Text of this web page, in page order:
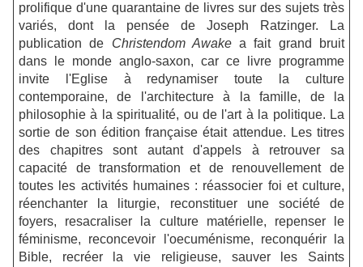
prolifique d'une quarantaine de livres sur des sujets très
variés, dont la pensée de Joseph Ratzinger. La
publication de Christendom Awakea fait grand bruit
dans le monde anglo-saxon, car ce livre programme
invite l'Eglise à redynamiser toute la culture
contemporaine, de l'architecture à la famille, de la
philosophie à la spiritualité, ou de l'art à la politique. La
sortie de son édition française était attendue. Les titres
des chapitres sont autant d'appels à retrouver sa
capacité de transformation et de renouvellement de
toutes les activités humaines : réassocier foi et culture,
réenchanter la liturgie, reconstituer une société de
foyers, resacraliser la culture matérielle, repenser le
féminisme, reconcevoir l'oecuménisme, reconquérir la
Bible, recréer la vie religieuse, sauver les Saints